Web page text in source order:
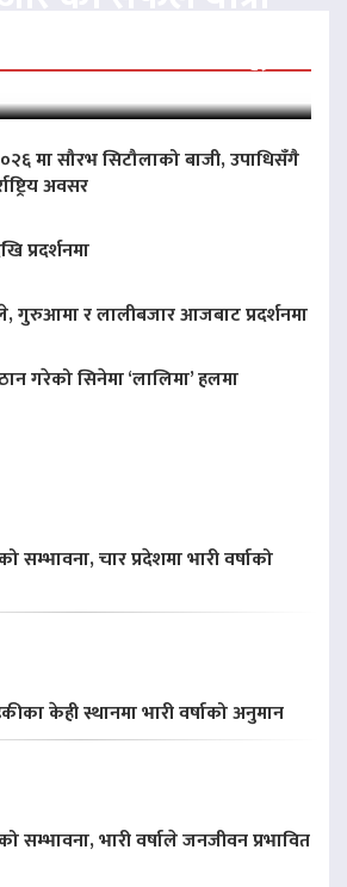
५१औँ दिन पूरा
मा सौरभ सिटौलाको बाजी, उपाधिसँगै
अवसर
प्रदर्शनमा
गुरुआमा र लालीबजार आजबाट प्रदर्शनमा
गरेको सिनेमा ‘लालिमा’ हलमा
चार प्रदेशमा भारी वर्षाको
केही स्थानमा भारी वर्षाको अनुमान
सम्भावना, भारी वर्षाले जनजीवन प्रभावित